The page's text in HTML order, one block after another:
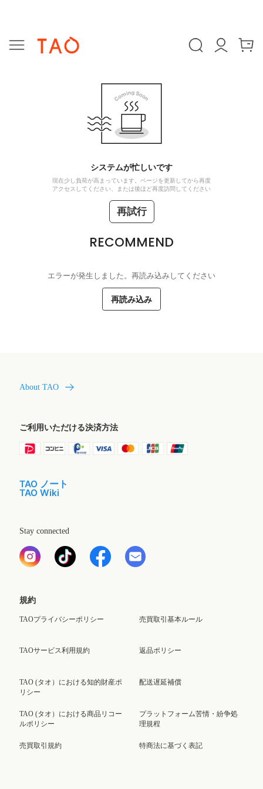
システムが忙しいです
現在少し負荷が高まっています。ページを更新してから再度
アクセスしてください、または後ほど再度訪問してください
再試行
RECOMMEND
エラーが発生しました。再読み込みしてください
再読み込み
About TAO
ご利用いただける決済方法
TAO ノート
TAO Wiki
Stay connected
規約
TAOプライバシーポリシー
TAOサービス利用規約
TAO (タオ）における知的財産ポ
リシー
TAO (タオ）における商品リコー
ルポリシー
売買取引規約
売買取引基本ルール
返品ポリシー
配送遅延補償
プラットフォーム苦情・紛争処
理規程
特商法に基づく表記